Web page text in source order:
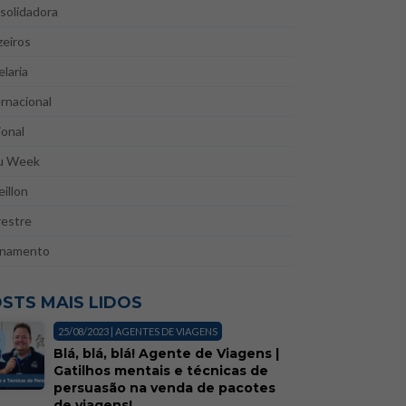
Week
MAIS LIDOS
25/08/2023 | AGENTES DE VIAGENS
Blá, blá, blá! Agente de Viagens |
Gatilhos mentais e técnicas de
persuasão na venda de pacotes